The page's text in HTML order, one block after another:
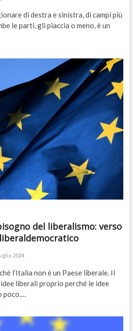
di destra e sinistra, di campi più
le parti, gli piaccia o meno, è un
del liberalismo: verso
2024
l’Italia non è un Paese liberale. Il
liberali proprio perché le idee